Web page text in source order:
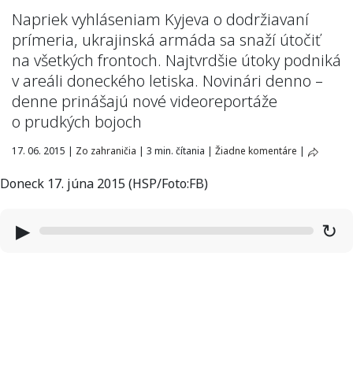
Napriek vyhláseniam Kyjeva o dodržiavaní
prímeria, ukrajinská armáda sa snaží útočiť
na všetkých frontoch. Najtvrdšie útoky podniká
v areáli doneckého letiska. Novinári denno –
denne prinášajú nové videoreportáže
o prudkých bojoch
17. 06. 2015 | Zo zahraničia | 3 min. čítania | Žiadne komentáre |
Doneck 17. júna 2015 (HSP/Foto:FB)
▶ ↻